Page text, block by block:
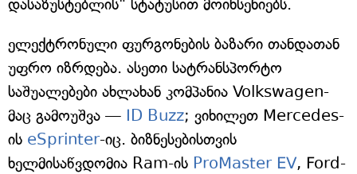
დასაზუსტებლის" სტატუსით მოიხსენიებს.
ელექტრონული ფურგონების ბაზარი თანდათან
უფრო იზრდება. ასეთი სატრანსპორტო
საშუალებები ახლახან კომპანია Volkswagen-
მაც გამოუშვა — ID Buzz; ვიხილეთ Mercedes-
ის eSprinter-იც. ბიზნესებისთვის
ხელმისაწვდომია Ram-ის ProMaster EV, Ford-